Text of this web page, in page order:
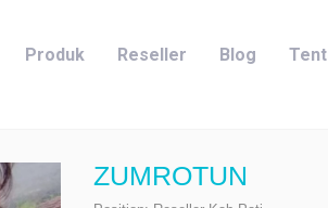
Produk Reseller Blog
ZUMROTUN